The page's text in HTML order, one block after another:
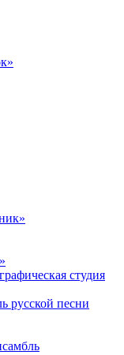
студия
русской песни